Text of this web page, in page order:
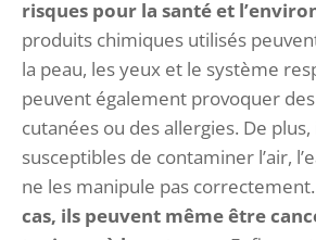
risques pour la santé et
produits chimiques utilisés
la peau, les yeux et le système
peuvent également provoquer
cutanées ou des allergies. De
susceptibles de contaminer l’air,
ne les manipule pas correctement.
cas, ils peuvent même être